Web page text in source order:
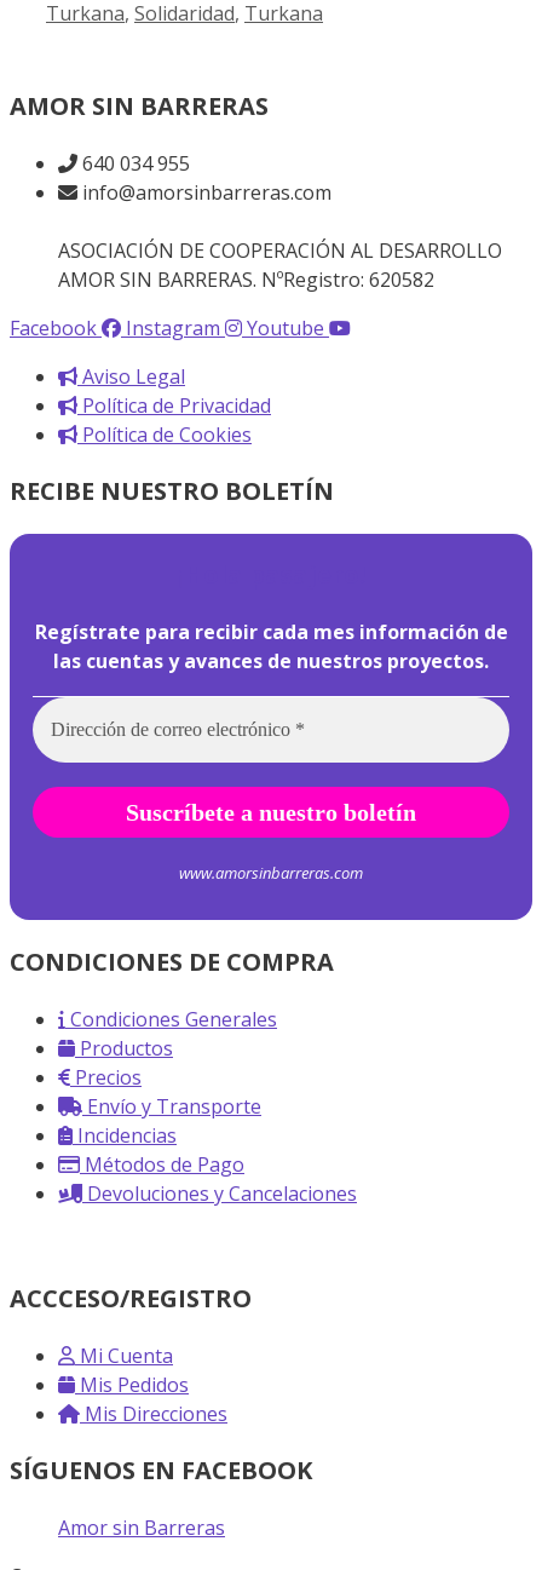
Turkana, Solidaridad, Turkana
AMOR SIN BARRERAS
640 034 955
info@amorsinbarreras.com
ASOCIACIÓN DE COOPERACIÓN AL DESARROLLO
AMOR SIN BARRERAS. NºRegistro: 620582
Facebook
Instagram
Youtube
Aviso Legal
Política de Privacidad
Política de Cookies
RECIBE NUESTRO BOLETÍN
Regístrate para recibir cada mes información de
las cuentas y avances de nuestros proyectos.
www.amorsinbarreras.com
CONDICIONES DE COMPRA
Condiciones Generales
Productos
Precios
Envío y Transporte
Incidencias
Métodos de Pago
Devoluciones y Cancelaciones
ACCCESO/REGISTRO
Mi Cuenta
Mis Pedidos
Mis Direcciones
SÍGUENOS EN FACEBOOK
Amor sin Barreras